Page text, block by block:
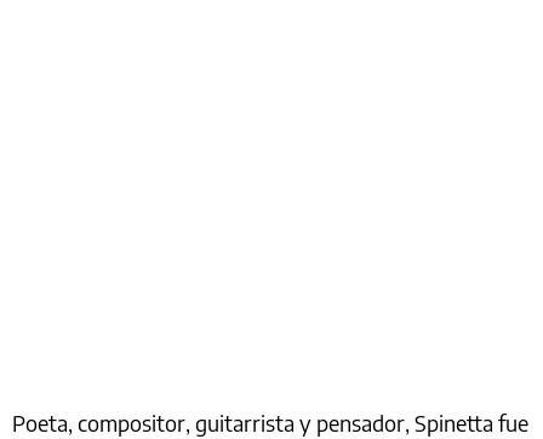
Poeta, compositor, guitarrista y pensador, Spinetta fue